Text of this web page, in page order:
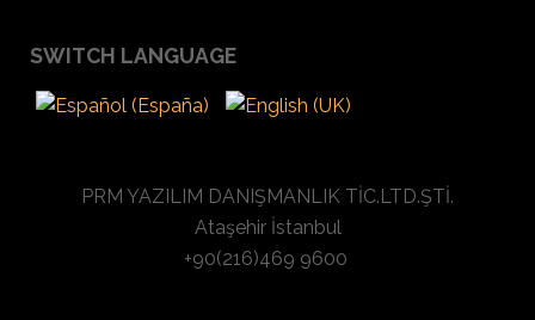
SWITCH LANGUAGE
PRM YAZILIM DANIŞMANLIK TİC.LTD.ŞTİ.
Ataşehir İstanbul
+90(216)469 9600